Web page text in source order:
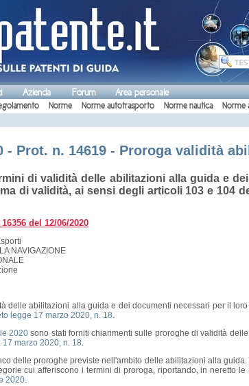
Azienda Forum Area personale
Norme Norme autotrasporto Norme nautica
Norme
- Prot. n. 14619 - Proroga validità
di validità delle abilitazioni alla guida e
di validità, ai sensi degli articoli 103 e 104
del 12/06/2020
NAVIGAZIONE
delle abilitazioni alla guida e dei documenti necessari per il
legge 17 marzo 2020, n. 18.
2020 sono stati forniti chiarimenti sulle proroghe di validità
marzo 2020, n. 18.
delle proroghe previste nell'ambito delle abilitazioni alla
cui afferiscono i termini di proroga, riportando, in neretto
2020.